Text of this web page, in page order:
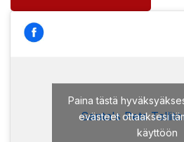
Santa's Pets
Paina tästä
evästeet ottaaksesi
käyttöön